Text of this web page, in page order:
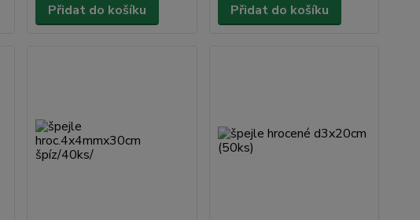
Přidat do košíku Přidat do košíku